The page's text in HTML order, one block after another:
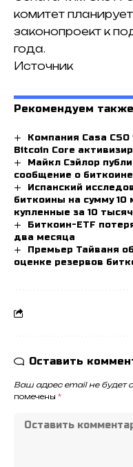
комитет
законопроект к
года.
Источник
Рекомендуем также
Компания Casa
Bitcoin Core
Майкл Сэйлор
сообщение о биткоине
Испанский
биткоины на сумму
купленные за 10
Биткоин-ETF
два месяца
Премьер Тайваня
оценке резервов
Оставить
Ваш адрес email не будет
помечены *